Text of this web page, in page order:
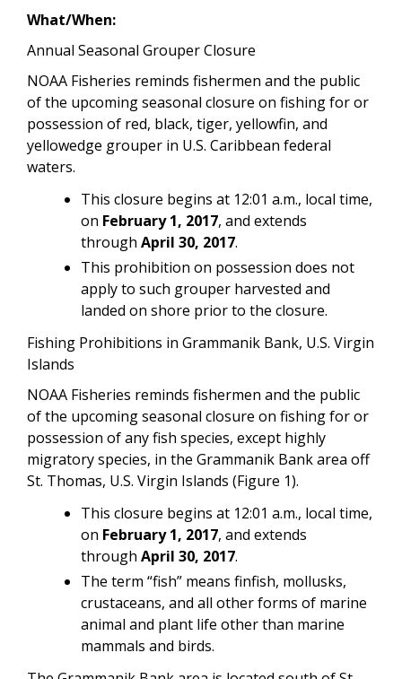
What/When:
Annual Seasonal Grouper Closure
NOAA Fisheries reminds fishermen and the public
of the upcoming seasonal closure on fishing for or
possession of red, black, tiger, yellowfin, and
yellowedge grouper in U.S. Caribbean federal
waters.
This closure begins at 12:01 a.m., local time,
on February 1, 2017, and extends
through April 30, 2017.
This prohibition on possession does not
apply to such grouper harvested and
landed on shore prior to the closure.
Fishing Prohibitions in Grammanik Bank, U.S. Virgin
Islands
NOAA Fisheries reminds fishermen and the public
of the upcoming seasonal closure on fishing for or
possession of any fish species, except highly
migratory species, in the Grammanik Bank area off
St. Thomas, U.S. Virgin Islands (Figure 1).
This closure begins at 12:01 a.m., local time,
on February 1, 2017, and extends
through April 30, 2017.
The term “fish” means finfish, mollusks,
crustaceans, and all other forms of marine
animal and plant life other than marine
mammals and birds.